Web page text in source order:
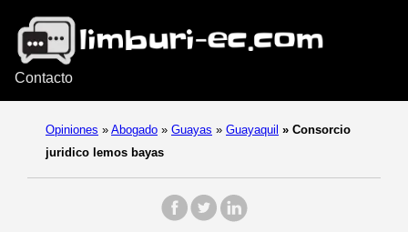
Contacto
Opiniones » Abogado » Guayas » Guayaquil » Consorcio
juridico lemos bayas